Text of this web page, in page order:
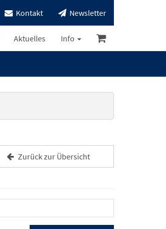
Kontakt Newsletter
Aktuelles Info
Zurück zur Übersicht